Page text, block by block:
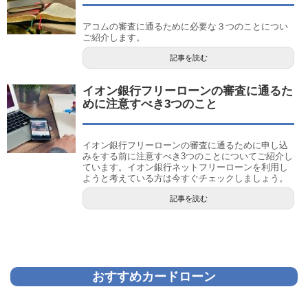
アコムの審査に通るために必要な３つのことについ
ご紹介します。
記事を読む
イオン銀行フリーローンの審査に通るた
めに注意すべき3つのこと
イオン銀行フリーローンの審査に通るために申し込
みをする前に注意すべき3つのことについてご紹介し
ています。イオン銀行ネットフリーローンを利用し
ようと考えている方は今すぐチェックしましょう。
記事を読む
おすすめカードローン